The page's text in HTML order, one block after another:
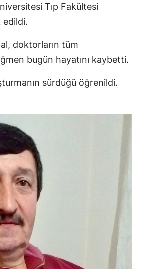
Tıp Fakültesi
edildi.
doktorların tüm
bugün hayatını kaybetti.
sürdüğü öğrenildi.